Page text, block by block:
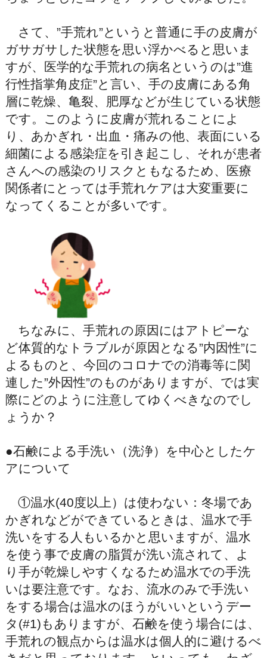
さて、”手荒れ”というと普通に手の皮膚が
ガサガサした状態を思い浮かべると思いま
すが、医学的な手荒れの病名というのは”進
行性指掌角皮症”と言い、手の皮膚にある角
層に乾燥、亀裂、肥厚などが生じている状態
です。このように皮膚が荒れることによ
り、あかぎれ・出血・痛みの他、表面にいる
細菌による感染症を引き起こし、それが患者
さんへの感染のリスクともなるため、医療
関係者にとっては手荒れケアは大変重要に
なってくることが多いです。
ちなみに、手荒れの原因にはアトピーな
ど体質的なトラブルが原因となる”内因性”に
よるものと、今回のコロナでの消毒等に関
連した”外因性”のものがありますが、では実
際にどのように注意してゆくべきなのでし
ょうか？
●石鹸による手洗い（洗浄）を中心としたケ
アについて
①温水(40度以上）は使わない：冬場であ
かぎれなどができているときは、温水で手
洗いをする人もいるかと思いますが、温水
を使う事で皮膚の脂質が洗い流されて、よ
り手が乾燥しやすくなるため温水での手洗
いは要注意です。なお、流水のみで手洗い
をする場合は温水のほうがいいというデー
タ(#1)もありますが、石鹸を使う場合には、
手荒れの観点からは温水は個人的に避けるべ